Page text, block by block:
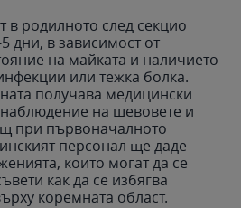
в родилното след секцио
дни, в зависимост от
на майката и наличието
или тежка болка.
получава медицински
на шевовете и
при първоначалното
персонал ще даде
които могат да се
как да се избягва
коремната област.